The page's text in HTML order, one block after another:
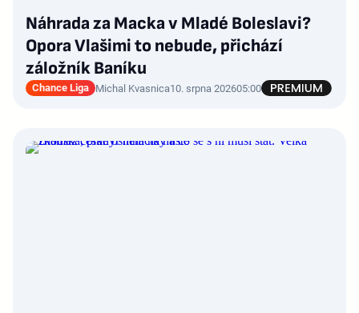
Náhrada za Macka v Mladé Boleslavi?
Opora Vlašimi to nebude, přichází
záložník Baníku
Chance Liga Michal Kvasnica10. srpna 202605:00